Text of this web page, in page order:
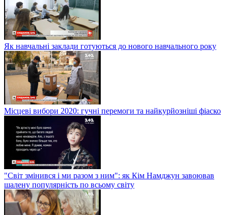
Як навчальні заклади готуються до нового навчального року
Місцеві вибори 2020: гучні перемоги та найкурйозніші фіаско
"Світ змінився і ми разом з ним": як Кім Намджун завоював
шалену популярність по всьому світу